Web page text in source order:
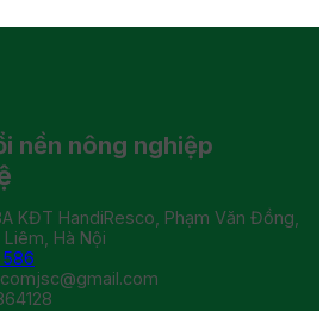
nền nông nghiệp
KĐT HandiResco, Phạm Văn Đồng,
Hà Nội
586